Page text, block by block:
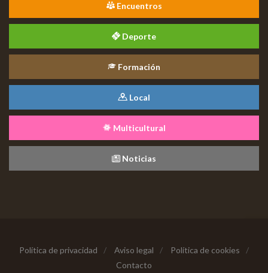
Encuentros
Deporte
Formación
Local
Multicultural
Noticias
Política de privacidad / Aviso legal / Política de cookies
/
Contacto